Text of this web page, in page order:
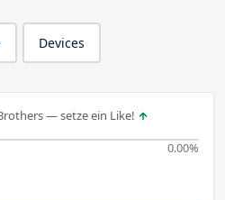
Devices
— setze ein Like!
0.00%